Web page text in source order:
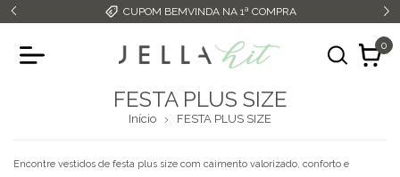
CUPOM BEMVINDA NA 1ª COMPRA
0
FESTA PLUS SIZE
Início FESTA PLUS SIZE
Encontre vestidos de festa plus size com caimento valorizado, conforto e